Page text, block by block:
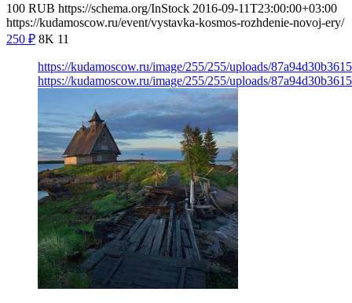
100 RUB https://schema.org/InStock 2016-09-11T23:00:00+03:00
https://kudamoscow.ru/event/vystavka-kosmos-rozhdenie-novoj-ery/
250 ₽ 8K 11
https://kudamoscow.ru/image/255/255/uploads/
https://kudamoscow.ru/image/255/255/uploads/